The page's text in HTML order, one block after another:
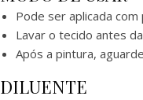
Pode ser aplicada
Lavar o tecido antes
Após a pintura,
DILUENTE